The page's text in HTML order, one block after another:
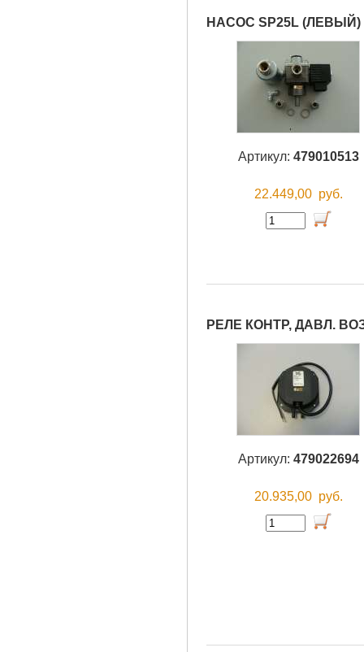
НАСОС SP25L (ЛЕВЫЙ)
Артикул: 479010513
22.449,00 руб.
РЕЛЕ КОНТР, ДАВЛ.
Артикул: 479022694
20.935,00 руб.